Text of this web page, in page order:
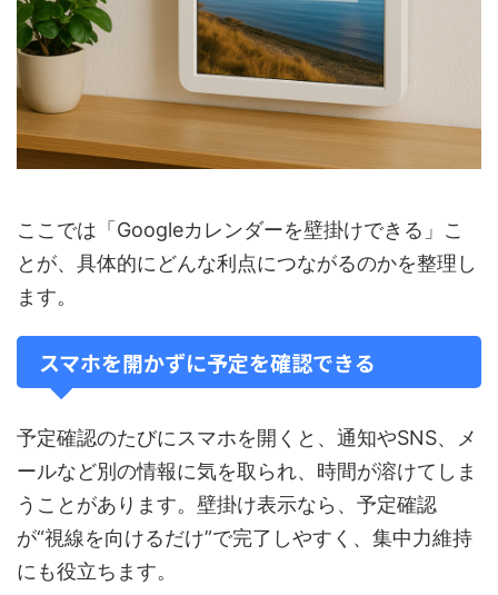
ここでは「Googleカレンダーを壁掛けできる」こ
とが、具体的にどんな利点につながるのかを整理し
ます。
スマホを開かずに予定を確認できる
予定確認のたびにスマホを開くと、通知やSNS、メ
ールなど別の情報に気を取られ、時間が溶けてしま
うことがあります。壁掛け表示なら、予定確認
が“視線を向けるだけ”で完了しやすく、集中力維持
にも役立ちます。